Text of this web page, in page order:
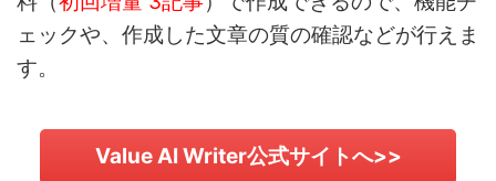
ェックや、作成した文章の質の確認などが行えま
す。
Value AI Writer公式サイトへ>>